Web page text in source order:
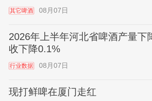
其它啤酒 08月07日
2026年上半年河北省啤酒产量下
收下降0.1%
行业数据 08月07日
现打鲜啤在厦门走红